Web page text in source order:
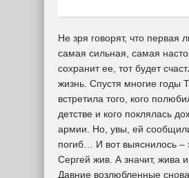
Не зря говорят, что первая
самая сильная, самая
сохранит ее, тот будет
жизнь. Спустя многие годы
встретила того, кого
детстве и кого поклялась
армии. Но, увы, ей
погиб… И вот выяснилось –
Сергей жив. А значит, жива
Давние возлюбленные